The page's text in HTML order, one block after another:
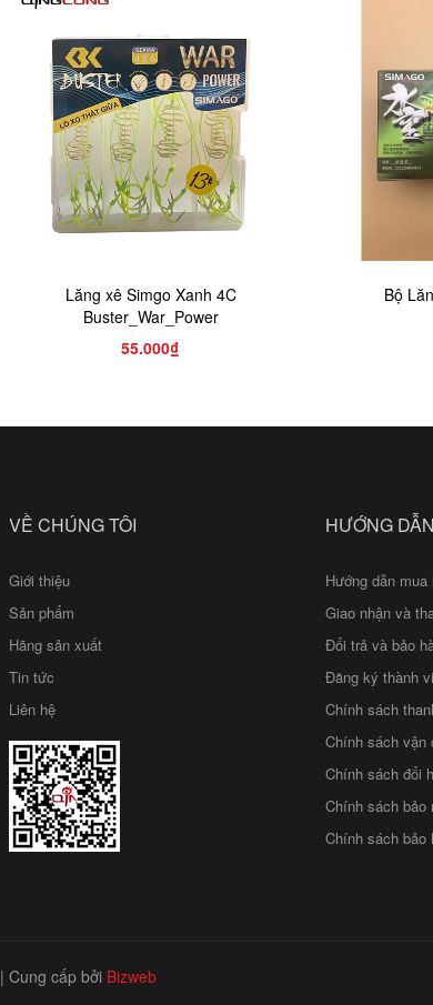
Lăng xê Simgo Xanh 4C
Buster_War_Power
55.000₫
Bộ
VỀ CHÚNG TÔI
Giới thiệu
Sản phẩm
Hãng sản xuất
Tin tức
Liên hệ
HƯỚNG DẪN
Hướng dẫn mua
Giao nhận và
Đổi trả và bảo
Đăng ký thành
Chính sách
Chính sách vận
Chính sách đổi
Chính sách bảo
Chính sách bảo
| Cung cấp bởi Bizweb